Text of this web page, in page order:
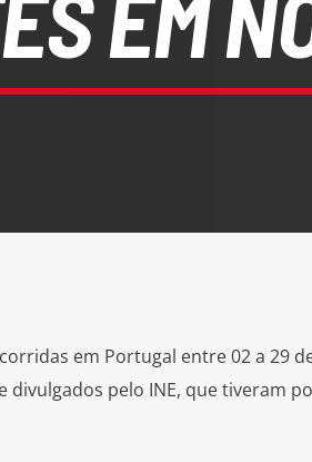
em Portugal entre 02 a 29
pelo INE, que tiveram